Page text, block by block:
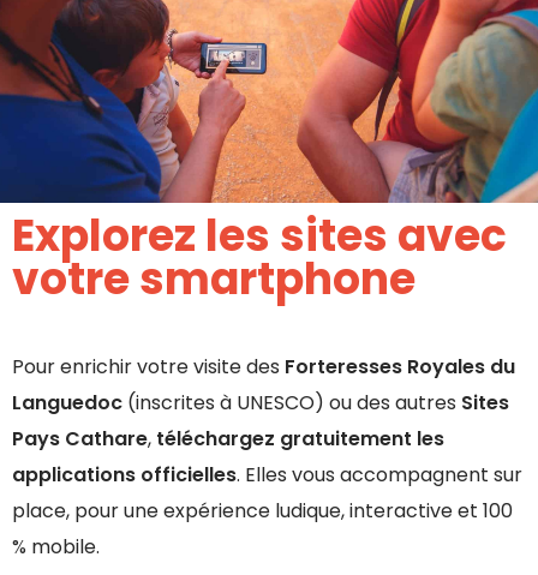
Explorez les sites avec
votre smartphone
Pour enrichir votre visite des Forteresses Royales du
Languedoc (inscrites à UNESCO) ou des autres Sites
Pays Cathare, téléchargez gratuitement les
applications officielles. Elles vous accompagnent sur
place, pour une expérience ludique, interactive et 100
% mobile.